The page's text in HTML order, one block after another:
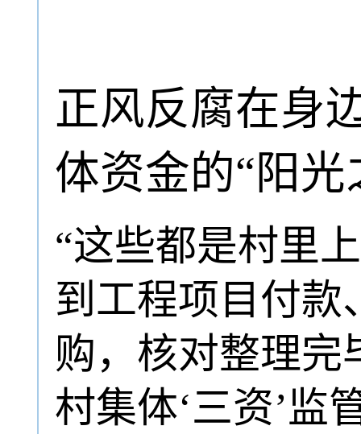
正风反腐在身
体资金的“阳光
“这些都是村里
到工程项目付款
购，核对整理完
村集体‘三资’监